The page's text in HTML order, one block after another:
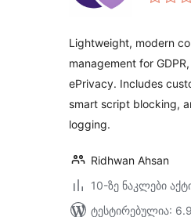
Lightweight, modern
management for
ePrivacy. Includes
smart script blocking,
logging.
Ridhwan Ahsan
10-ზე ნაკლები
ტესტირებულია: